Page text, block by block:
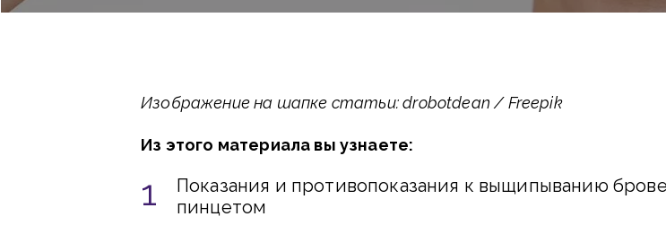
Изображение на шапке статьи: drobotdean / Freepik
Из этого материала вы узнаете:
Показания и противопоказания к выщипыванию
пинцетом